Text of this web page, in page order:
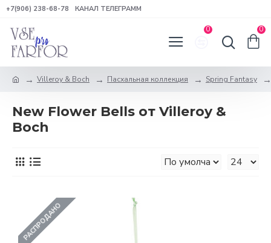
+7(906) 238-68-78 КАНАЛ ТЕЛЕГРАММ
0 0
Villeroy & Boch Пасхальная коллекция Spring Fantasy
New Flower Bells от Villeroy &
Boch
РАСПРОДАНО